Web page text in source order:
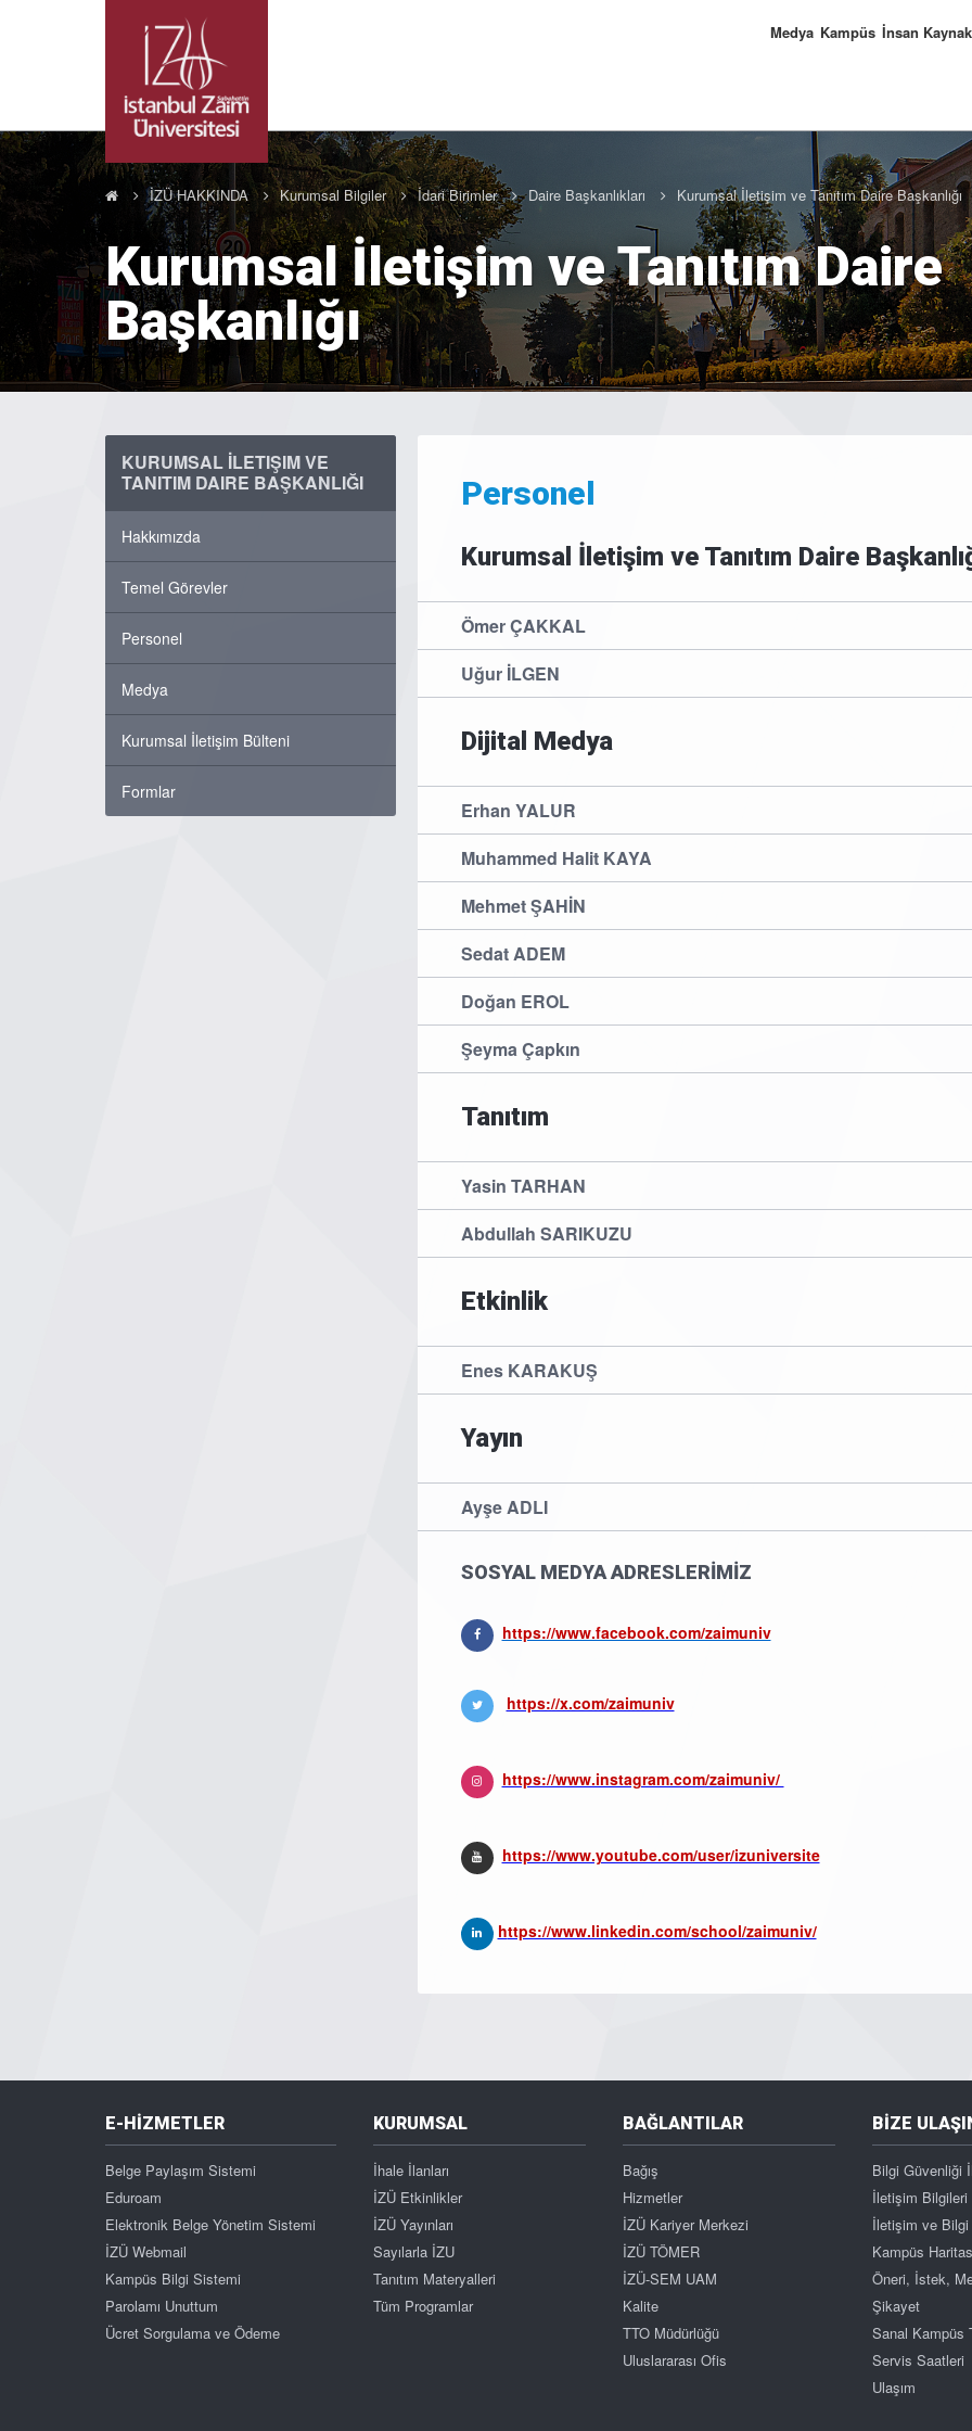
Medya Kampüs İnsan
İZÜ HAKKINDA Kurumsal Bilgiler İdari Birimler Daire Başkanlıkları Kurumsal İletişim ve Tanıtım Daire Başkanlığı
Kurumsal İletişim ve Tanıtım Daire
Başkanlığı
KURUMSAL İLETIŞIM VE
TANITIM DAIRE BAŞKANLIĞI
Hakkımızda
Temel Görevler
Personel
Medya
Kurumsal İletişim Bülteni
Formlar
Personel
Kurumsal İletişim ve Tanıtım Daire
Ömer ÇAKKAL
Uğur İLGEN
Dijital Medya
Erhan YALUR
Muhammed Halit KAYA
Mehmet ŞAHİN
Sedat ADEM
Doğan EROL
Şeyma Çapkın
Tanıtım
Yasin TARHAN
Abdullah SARIKUZU
Etkinlik
Enes KARAKUŞ
Yayın
Ayşe ADLI
SOSYAL MEDYA ADRESLERİMİZ
https://www.facebook.com/zaimuniv
https://x.com/zaimuniv
https://www.instagram.com/zaimuniv/
https://www.youtube.com/user/izuniversite
https://www.linkedin.com/school/zaimuniv/
E-HİZMETLER
Belge Paylaşım Sistemi
Eduroam
Elektronik Belge Yönetim Sistemi
İZÜ Webmail
Kampüs Bilgi Sistemi
Parolamı Unuttum
Ücret Sorgulama ve Ödeme
KURUMSAL
İhale İlanları
İZÜ Etkinlikler
İZÜ Yayınları
Sayılarla İZU
Tanıtım Materyalleri
Tüm Programlar
BAĞLANTILAR
Bağış
Hizmetler
İZÜ Kariyer Merkezi
İZÜ TÖMER
İZÜ-SEM UAM
Kalite
TTO Müdürlüğü
Uluslararası Ofis
BİZE
Bilgi Güvenliği
İletişim Bilgileri
İletişim ve
Kampüs
Öneri, İstek,
Şikayet
Sanal Kampüs
Servis Saatleri
Ulaşım